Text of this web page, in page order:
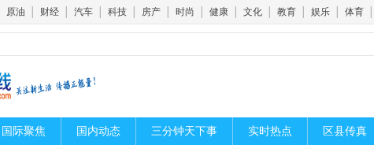
原油 财经 汽车 科技 房产 时尚 健康 文化 教育 娱乐 体育
国际聚焦 国内动态 三分钟天下事 实时热点 区县传真